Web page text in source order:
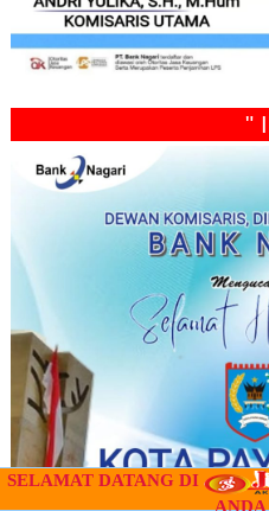
SELAMAT DATANG DI
ANDA